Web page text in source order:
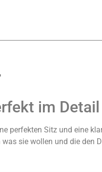
im Detail
perfekten Sitz und eine
sie wollen und die den